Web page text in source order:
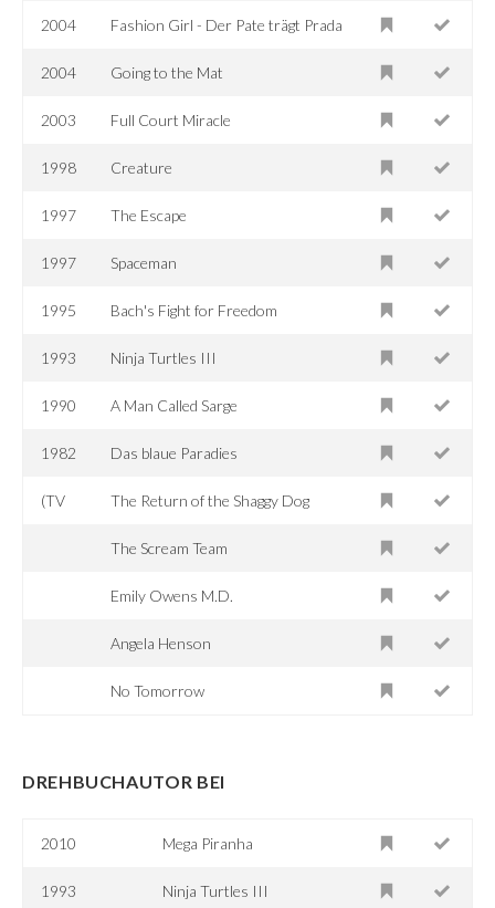
2004 Fashion Girl - Der Pate trägt Prada
2004 Going to the Mat
2003 Full Court Miracle
1998 Creature
1997 The Escape
1997 Spaceman
1995 Bach's Fight for Freedom
1993 Ninja Turtles III
1990 A Man Called Sarge
1982 Das blaue Paradies
(TV The Return of the Shaggy Dog
The Scream Team
Emily Owens M.D.
Angela Henson
No Tomorrow
DREHBUCHAUTOR BEI
2010 Mega Piranha
1993 Ninja Turtles III